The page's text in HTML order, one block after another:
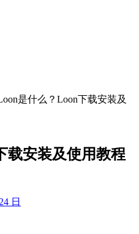
是什么？Loon下载安装及
载安装及使用教程
日